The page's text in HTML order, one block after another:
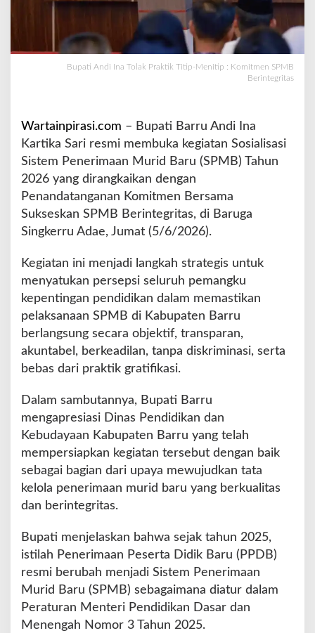
a
k
t
i
p
-
M
n
i
i
p
K
o
m
i
m
n
S
P
B
B
e
r
e
g
r
t
Bupati Andi Ina Tolak Praktik Titip-Menitip : Komitmen SPMB
Berintegritas
Wartainpirasi.com – Bupati Barru Andi Ina
Kartika Sari resmi membuka kegiatan Sosialisasi
Sistem Penerimaan Murid Baru (SPMB) Tahun
2026 yang dirangkaikan dengan
Penandatanganan Komitmen Bersama
Sukseskan SPMB Berintegritas, di Baruga
Singkerru Adae, Jumat (5/6/2026).
Kegiatan ini menjadi langkah strategis untuk
menyatukan persepsi seluruh pemangku
kepentingan pendidikan dalam memastikan
pelaksanaan SPMB di Kabupaten Barru
berlangsung secara objektif, transparan,
akuntabel, berkeadilan, tanpa diskriminasi, serta
bebas dari praktik gratifikasi.
Dalam sambutannya, Bupati Barru
mengapresiasi Dinas Pendidikan dan
Kebudayaan Kabupaten Barru yang telah
mempersiapkan kegiatan tersebut dengan baik
sebagai bagian dari upaya mewujudkan tata
kelola penerimaan murid baru yang berkualitas
dan berintegritas.
Bupati menjelaskan bahwa sejak tahun 2025,
istilah Penerimaan Peserta Didik Baru (PPDB)
resmi berubah menjadi Sistem Penerimaan
Murid Baru (SPMB) sebagaimana diatur dalam
Peraturan Menteri Pendidikan Dasar dan
Menengah Nomor 3 Tahun 2025.